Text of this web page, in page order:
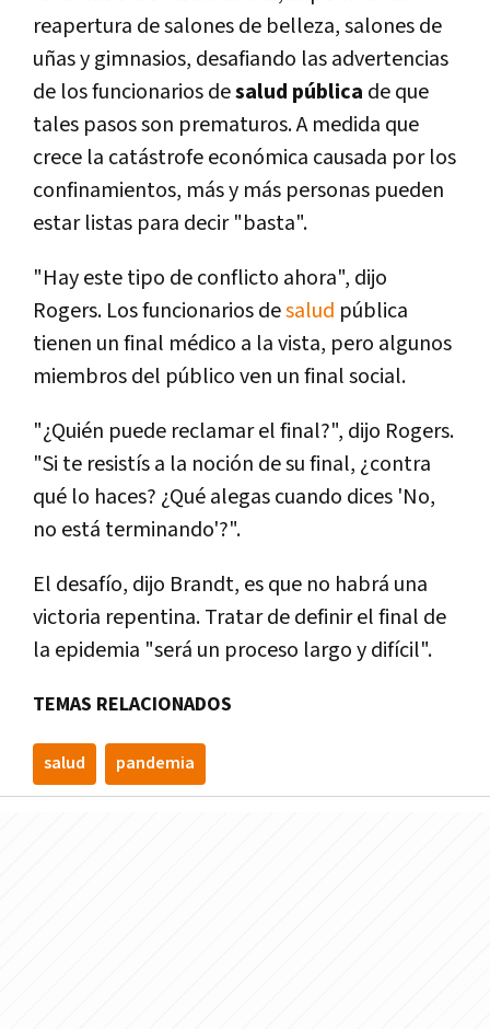
reapertura de salones de belleza, salones de
uñas y gimnasios, desafiando las advertencias
de los funcionarios desalud pública de que
tales pasos son prematuros. A medida que
crece la catástrofe económica causada por los
confinamientos, más y más personas pueden
estar listas para decir "basta".
"Hay este tipo de conflicto ahora", dijo
Rogers. Los funcionarios desalud pública
tienen un final médico a la vista, pero algunos
miembros del público ven un final social.
"¿Quién puede reclamar el final?", dijo Rogers.
"Si te resistís a la noción de su final, ¿contra
qué lo haces? ¿Qué alegas cuando dices 'No,
no está terminando'?".
El desafío, dijo Brandt, es que no habrá una
victoria repentina. Tratar de definir el final de
la epidemia "será un proceso largo y difícil".
TEMAS RELACIONADOS
salud pandemia